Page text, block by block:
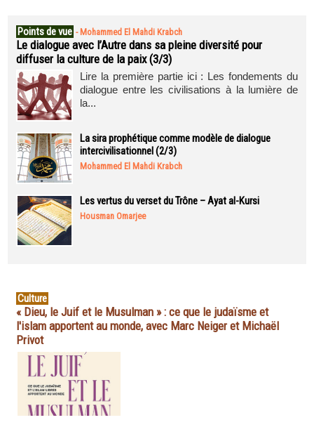
Points de vue - Mohammed El Mahdi Krabch
Le dialogue avec l’Autre dans sa pleine diversité pour
diffuser la culture de la paix (3/3)
Lire la première partie ici : Les fondements du
dialogue entre les civilisations à la lumière de
la...
La sira prophétique comme modèle de dialogue
intercivilisationnel (2/3)
Mohammed El Mahdi Krabch
Les vertus du verset du Trône – Ayat al-Kursi
Housman Omarjee
Culture
« Dieu, le Juif et le Musulman » : ce que le judaïsme et
l'islam apportent au monde, avec Marc Neiger et Michaël
Privot